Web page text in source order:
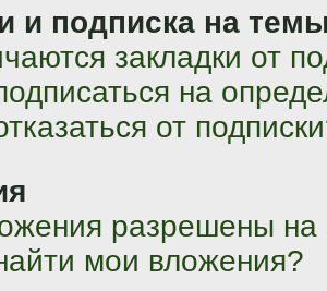
и подписка на
закладки от
на
от
разрешены
мои вложения?